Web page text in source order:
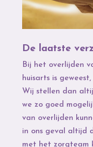
De laatste
Bij het overlijden
huisarts is
Wij stellen dan
we zo goed
van overlijden
in ons geval altijd
met het zorgteam